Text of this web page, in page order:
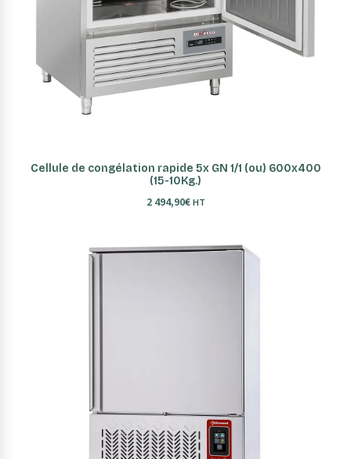
AJOUTER AU PANIER
Cellule de congélation rapide 5x GN 1/1 (ou) 600x400
(15-10Kg.)
2 494,90€ HT